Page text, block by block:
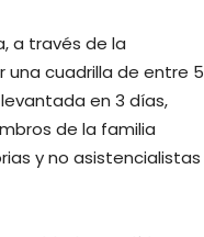
a través de la
una cuadrilla de entre 5
en 3 días,
de la familia
y no asistencialistas